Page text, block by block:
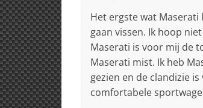
Het ergste wat
gaan vissen. Ik hoop
Maserati is voor mij de
Maserati mist. Ik heb
gezien en de clandizie
comfortabele